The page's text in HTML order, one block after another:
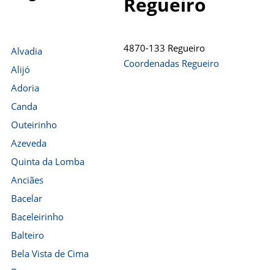
Alvadia
Alijó
Adoria
Canda
Outeirinho
Azeveda
Quinta da Lomba
Anciães
Bacelar
Baceleirinho
Balteiro
Bela Vista de Cima
4870-133 Regueiro
Coordenadas Regueiro